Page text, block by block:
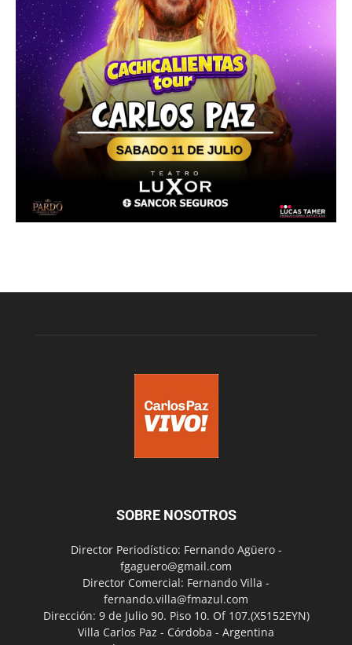
SOBRE NOSOTROS
Director Periodístico: Fernando Agüero -
fgaguero@gmail.com
Director Comercial: Fernando Villa -
fernando.villa@fmazul.com
Dirección: 9 de Julio 90. Piso 10. Of 107.(X5152EYN)
Villa Carlos Paz - Córdoba - Argentina